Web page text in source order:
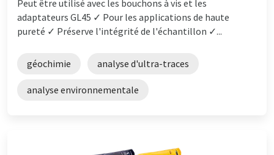
Peut être utilisé avec les bouchons à vis et les
adaptateurs GL45 ✓ Pour les applications de haute
pureté ✓ Préserve l'intégrité de l'échantillon ✓...
géochimie analyse d'ultra-traces
analyse environnementale